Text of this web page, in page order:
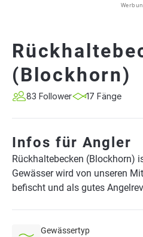
(Blockhorn)
83 Follower 17 Fänge
Infos für Angler
Rückhaltebecken (Blockhorn)
Gewässer wird von unseren
befischt und als gutes
Gewässertyp